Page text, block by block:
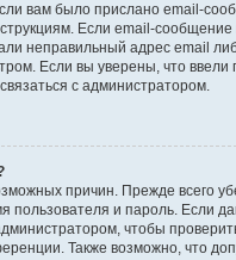
вам было прислано email-
Если email-сообщение
неправильный адрес email
Если вы уверены, что ввели
с администратором.
причин. Прежде всего
пользователя и пароль. Если
чтобы
Также возможно, что